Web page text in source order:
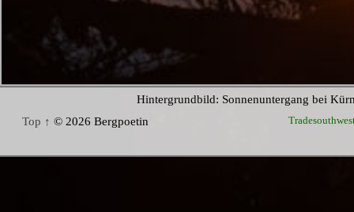
Hintergrundbild: Sonnenuntergang bei
Top ↑ © 2026 Bergpoetin